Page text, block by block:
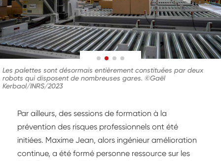
Les palettes sont désormais entièrement constituées par deux
robots qui disposent de nombreuses gares. ©Gaël
Kerbaol/INRS/2023
Par ailleurs, des sessions de formation à la
prévention des risques professionnels ont été
initiées. Maxime Jean, alors ingénieur amélioration
continue, a été formé personne ressource sur les